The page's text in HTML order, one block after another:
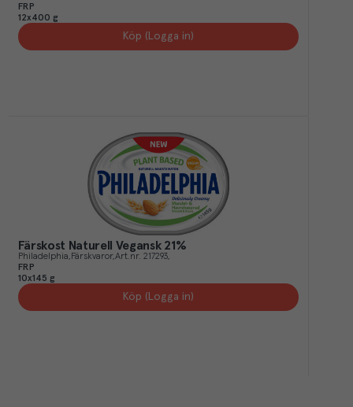
FRP
12x400 g
Köp (Logga in)
Färskost Naturell Vegansk 21%
Philadelphia Färskvaror Art.nr. 217293
FRP
10x145 g
Köp (Logga in)